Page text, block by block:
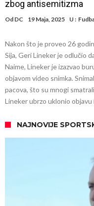
Hidratacione pauze
Potpuni rat – Barsa
Infantino i ljubavnička
UEFA
zbog antisemitizma
Od DC 19 Maja, 2025 U :
Nakon što je proveo 26
Sija, Geri Lineker je odlučio
Naime, Lineker je izazvao
objavom video snimka.
pacova, što su mnogi
Lineker ubrzo uklonio
NAJNOVIJE